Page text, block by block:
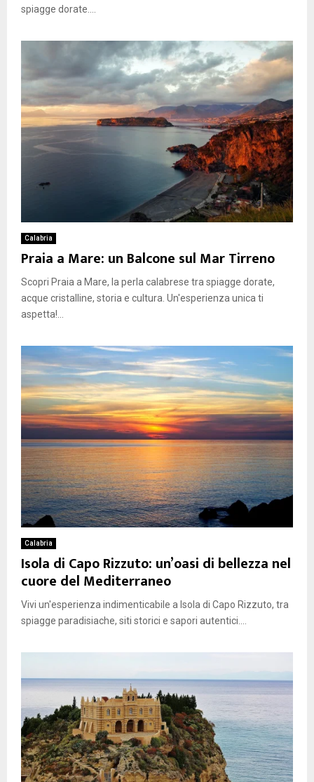
spiagge dorate....
Calabria
Praia a Mare: un Balcone sul Mar Tirreno
Scopri Praia a Mare, la perla calabrese tra spiagge dorate,
acque cristalline, storia e cultura. Un'esperienza unica ti
aspetta!...
Calabria
Isola di Capo Rizzuto: un’oasi di bellezza nel
cuore del Mediterraneo
Vivi un'esperienza indimenticabile a Isola di Capo Rizzuto, tra
spiagge paradisiache, siti storici e sapori autentici....